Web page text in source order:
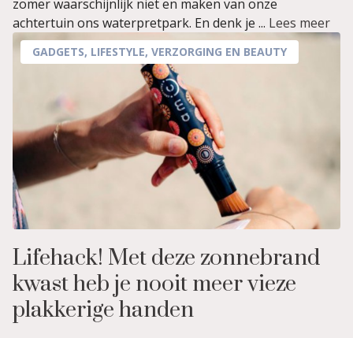
zomer waarschijnlijk niet en maken van onze
achtertuin ons waterpretpark. En denk je ... Lees meer
GADGETS, LIFESTYLE, VERZORGING EN BEAUTY
Lifehack! Met deze zonnebrand
kwast heb je nooit meer vieze
plakkerige handen